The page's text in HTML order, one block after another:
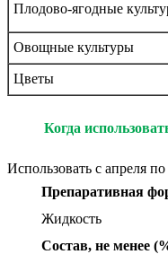
Плодово-ягодные
Овощные культуры
Цветы
Когда
Использовать с апреля
Препаративная
Жидкость
Состав, не менее